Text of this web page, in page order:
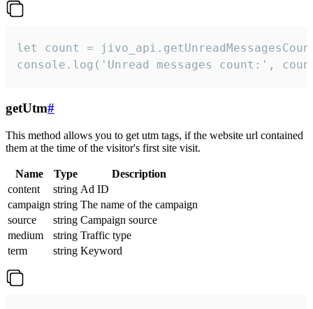
let count =
console.log('Unread messages count:',
getUtm#
This method allows you to get utm tags, if the website url contained
them at the time of the visitor's first site visit.
Name Type
Description
content
string Ad ID
campaign string The name of the campaign
source
string Campaign source
medium
string Traffic type
term
string Keyword